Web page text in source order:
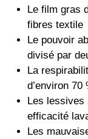
Le film gras
fibres textile
Le pouvoir
divisé par
La
d’environ 70
Les lessives
efficacité
Les